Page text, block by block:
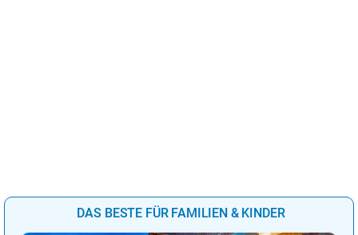
DAS BESTE FÜR FAMILIEN & KINDER